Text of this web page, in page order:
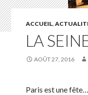
ACCUEIL,
LA
AOÛT 27, 2016
Paris est une fête…